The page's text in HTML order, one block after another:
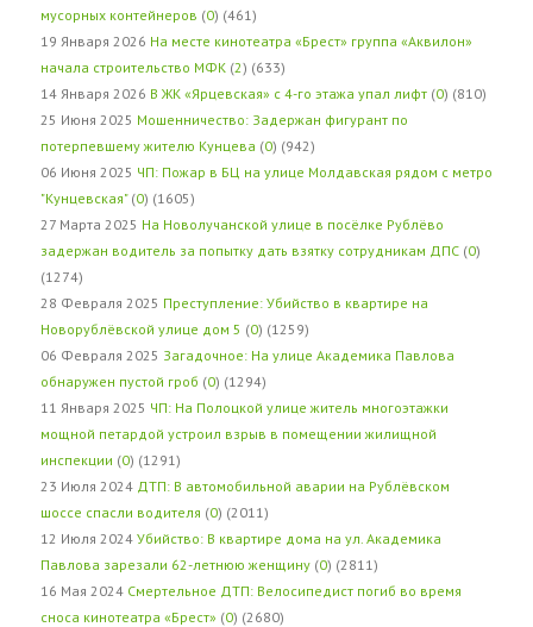
мусорных контейнеров (0) (461)
19 Января 2026 На месте кинотеатра «Брест» группа «Аквилон»
начала строительство МФК (2) (633)
14 Января 2026 В ЖК «Ярцевская» с 4-го этажа упал лифт (0) (810)
25 Июня 2025 Мошенничество: Задержан фигурант по
потерпевшему жителю Кунцева (0) (942)
06 Июня 2025 ЧП: Пожар в БЦ на улице Молдавская рядом с метро
"Кунцевская" (0) (1605)
27 Марта 2025 На Новолучанской улице в посёлке Рублёво
задержан водитель за попытку дать взятку сотрудникам ДПС (0)
(1274)
28 Февраля 2025 Преступление: Убийство в квартире на
Новорублёвской улице дом 5 (0) (1259)
06 Февраля 2025 Загадочное: На улице Академика Павлова
обнаружен пустой гроб (0) (1294)
11 Января 2025 ЧП: На Полоцкой улице житель многоэтажки
мощной петардой устроил взрыв в помещении жилищной
инспекции (0) (1291)
23 Июля 2024 ДТП: В автомобильной аварии на Рублёвском
шоссе спасли водителя (0) (2011)
12 Июля 2024 Убийство: В квартире дома на ул. Академика
Павлова зарезали 62-летнюю женщину (0) (2811)
16 Мая 2024 Смертельное ДТП: Велосипедист погиб во время
сноса кинотеатра «Брест» (0) (2680)